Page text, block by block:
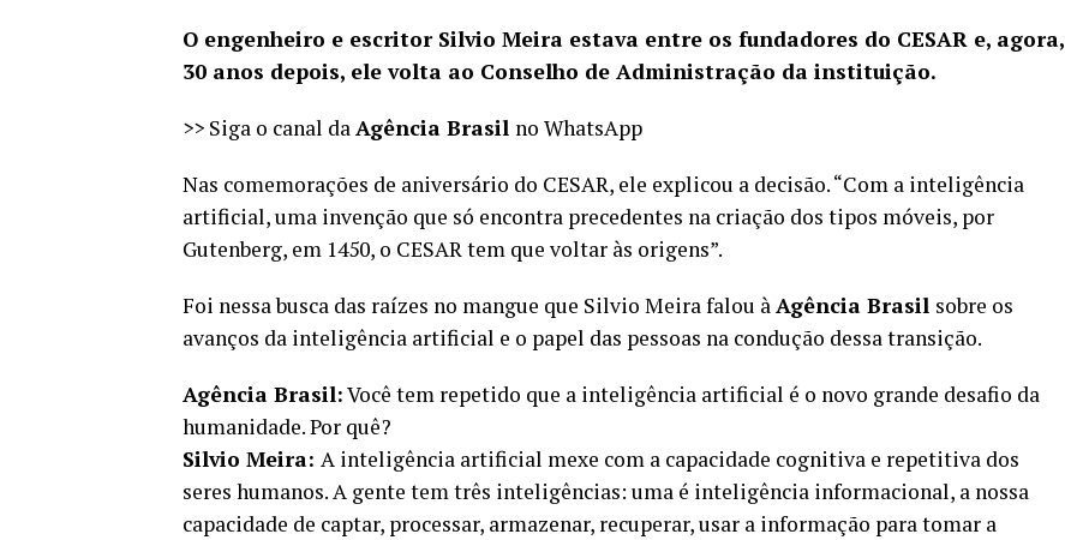
O engenheiro e escritor Silvio Meira estava entre os fundadores do CESAR e, agora,
30 anos depois, ele volta ao Conselho de Administração da instituição.
>> Siga o canal daAgência Brasil no WhatsApp
Nas comemorações de aniversário do CESAR, ele explicou a decisão. “Com a inteligência
artificial, uma invenção que só encontra precedentes na criação dos tipos móveis, por
Gutenberg, em 1450, o CESAR tem que voltar às origens”.
Foi nessa busca das raízes no mangue que Silvio Meira falou àAgência Brasil sobre os
avanços da inteligência artificial e o papel das pessoas na condução dessa transição.
Agência Brasil:Você tem repetido que a inteligência artificial é o novo grande desafio da
humanidade. Por quê?
Silvio Meira: A inteligência artificial mexe com a capacidade cognitiva e repetitiva dos
seres humanos. A gente tem três inteligências: uma é inteligência informacional, a nossa
capacidade de captar, processar, armazenar, recuperar, usar a informação para tomar a